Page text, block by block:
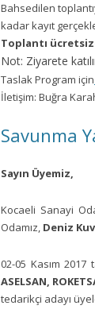
Bahsedilen
kadar kayıt
Toplantı
Not: Ziyarete
Taslak Program için
İletişim: Buğra
Savunma
Sayın Üyemiz,
Kocaeli Sanayi
Odamız, Deniz
02-05 Kasım
ASELSAN,
tedarikçi adayı